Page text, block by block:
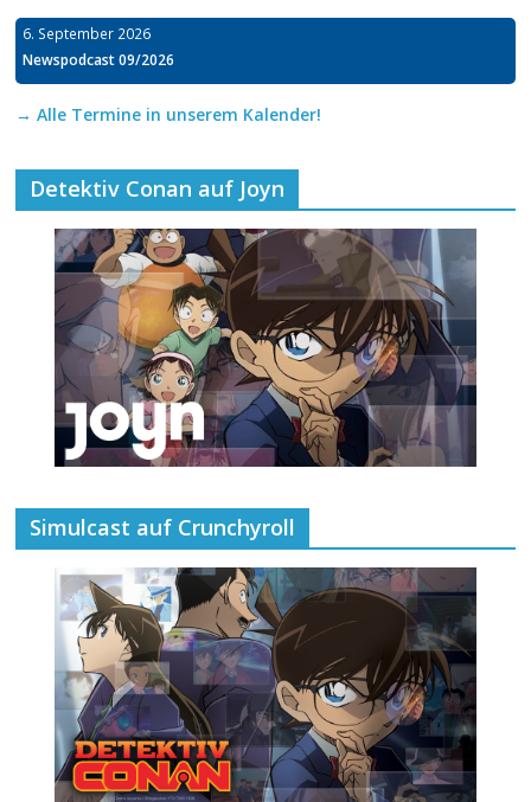
6. September 2026
Newspodcast 09/2026
→ Alle Termine in unserem Kalender!
Detektiv Conan auf Joyn
Simulcast auf Crunchyroll